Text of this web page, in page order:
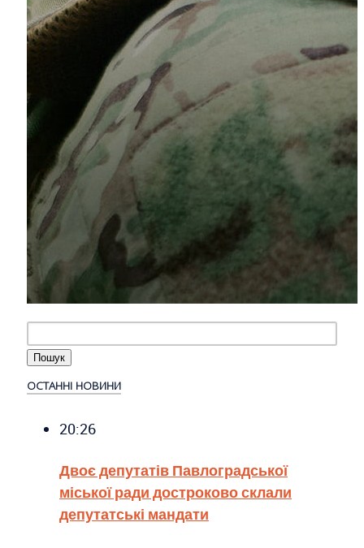
ОСТАННІ НОВИНИ
20:26
Двоє депутатів Павлоградської
міської ради достроково склали
депутатські мандати